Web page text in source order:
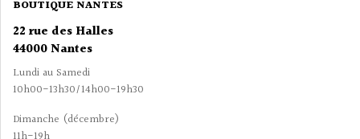
BOUTIQUE NANTES
22 rue des Halles
44000 Nantes
Lundi au Samedi
10h00-13h30/14h00-19h30
Dimanche (décembre)